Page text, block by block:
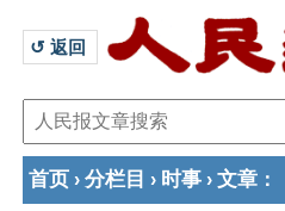
↺ 返回
首页 › 分栏目 › 时事 › 文章 ：